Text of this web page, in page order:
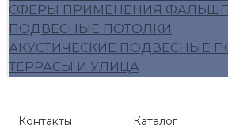
Аксессуары для фальшпола
Алюминиевый фальшпол
Плиты фальшопола 600*600
Люки для фальшпола
СФЕРЫ ПРИМЕНЕНИЯ
ПОДВЕСНЫЕ ПОТОЛКИ
АКУСТИЧЕСКИЕ ПОДВЕСНЫЕ
ТЕРРАСЫ И УЛИЦА
Контакты
Каталог